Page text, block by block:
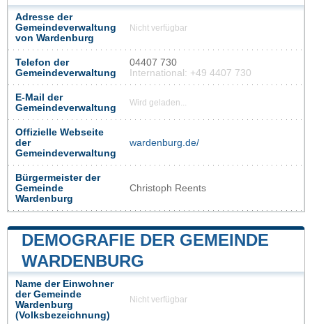
Adresse der
Gemeindeverwaltung
von Wardenburg
Nicht verfügbar
Telefon der
Gemeindeverwaltung
04407 730
International: +49 4407 730
E-Mail der
Gemeindeverwaltung
Wird geladen...
Offizielle Webseite
der
Gemeindeverwaltung
wardenburg.de/
Bürgermeister der
Gemeinde
Wardenburg
Christoph Reents
DEMOGRAFIE DER GEMEINDE
WARDENBURG
Name der Einwohner
der Gemeinde
Wardenburg
(Volksbezeichnung)
Nicht verfügbar